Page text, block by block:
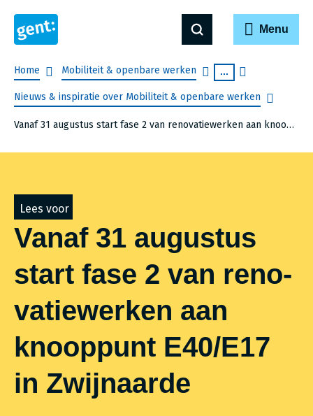
Menu
Breadcrumb
Home Mobiliteit & openbare werken ...
Nieuws & inspiratie over Mobiliteit & openbare werken
Vanaf 31 augustus start fase 2 van renovatiewerken aan knooppunt E40/E17 in Zwijnaarde
Lees voor
Vanaf 31 augustus
start fase 2 van reno­
va­tie­wer­ken aan
knooppunt E40/E17
in Zwijnaarde